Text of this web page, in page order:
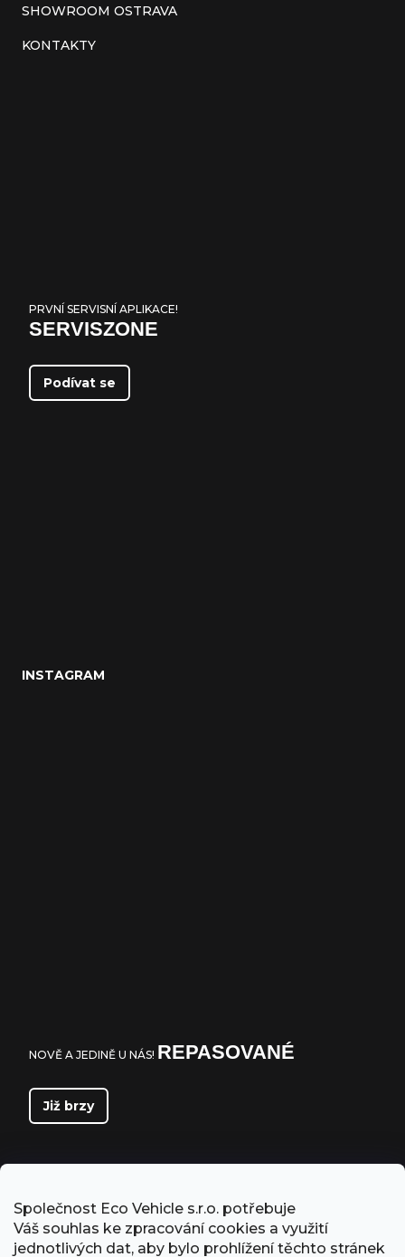
Společnost Eco Vehicle s.r.o. potřebuje
Váš souhlas ke zpracování cookies a využití
jednotlivých dat, aby bylo prohlížení těchto stránek
SHOWROOM OSTRAVA
KONTAKTY
PRVNÍ SERVISNÍ APLIKACE!
SERVISZONE
Podívat se
INSTAGRAM
NOVĚ A JEDINĚ U NÁS! REPASOVANÉ
Již brzy